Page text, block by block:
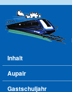
Hauptmenü
Inhalt
Aupair
Gastschuljahr